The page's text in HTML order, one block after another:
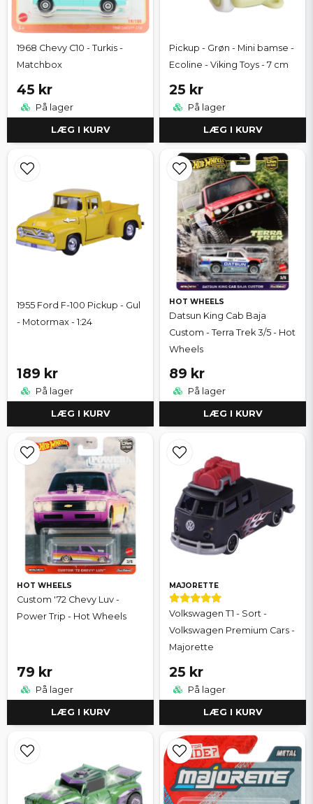
1968 Chevy C10 - Turkis -
Matchbox
45 kr
På lager
LÆG I KURV
Pickup - Grøn - Mini bamse -
Ecoline - Viking Toys - 7 cm
25 kr
På lager
LÆG I KURV
1955 Ford F-100 Pickup - Gul
- Motormax - 1:24
189 kr
På lager
LÆG I KURV
HOT WHEELS
Datsun King Cab Baja
Custom - Terra Trek 3/5 - Hot
Wheels
89 kr
På lager
LÆG I KURV
HOT WHEELS
Custom '72 Chevy Luv -
Power Trip - Hot Wheels
79 kr
På lager
LÆG I KURV
MAJORETTE
Volkswagen T1 - Sort -
Volkswagen Premium Cars -
Majorette
25 kr
På lager
LÆG I KURV